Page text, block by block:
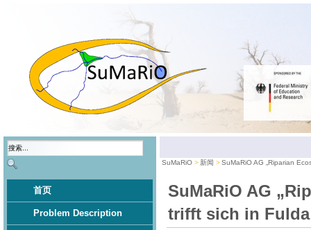
首页
Problem Description
SuMaRiO 新闻 SuMaRiO AG „Riparian
SuMaRiO AG
trifft sich in Fulda